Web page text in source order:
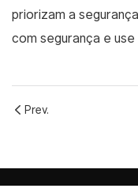
priorizam a
com segurança e
Prev.